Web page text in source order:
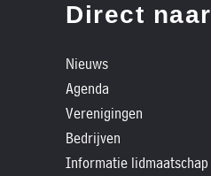
Direct naar
Nieuws
Agenda
Verenigingen
Bedrijven
Informatie lidmaatschap
Foto's
Historische
verhalen
Dossiers